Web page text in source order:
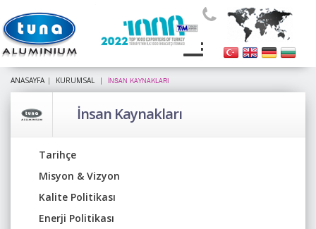
ANASAYFA KURUMSAL İNSAN KAYNAKLARI
İnsan Kaynakları
Tarihçe
Misyon & Vizyon
Kalite Politikası
Enerji Politikası